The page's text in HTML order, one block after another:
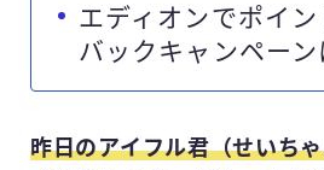
エディオンでポイン
バックキャンペー
昨日のアイフル君（せいち